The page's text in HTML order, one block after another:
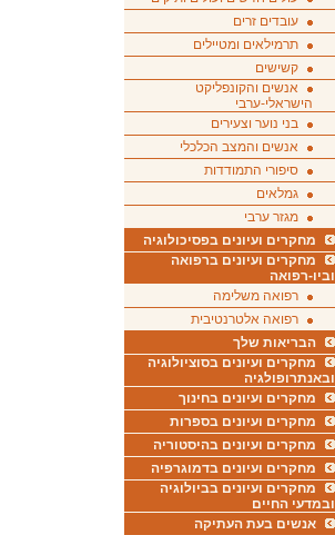
עובדים זרים
תרמילאים ומטיילים
קשישים
אנשים והקונפליקט
הישראלי-ערבי
בני נוער וצעירים
אנשים והמצב הכלכלי
סיפורי התמודדות
גמלאים
מגזר ערבי
מחקרים ועיונים בפסיכולוגיה
מחקרים ועיונים ברפואה
וביו-רפואה
רפואה משלימה
רפואה אלטרנטיבית
הבריאות שלך
מחקרים ועיונים בסוציולוגיה
ובאנתרופולגיה
מחקרים ועיונים בחינוך
מחקרים ועיונים בספרות
מחקרים ועיונים בהיסטוריה
מחקרים ועיונים בדמוגרפיה
מחקרים ועיונים בביולוגיה
ובמדעי החיים
אנשים בעת העתיקה